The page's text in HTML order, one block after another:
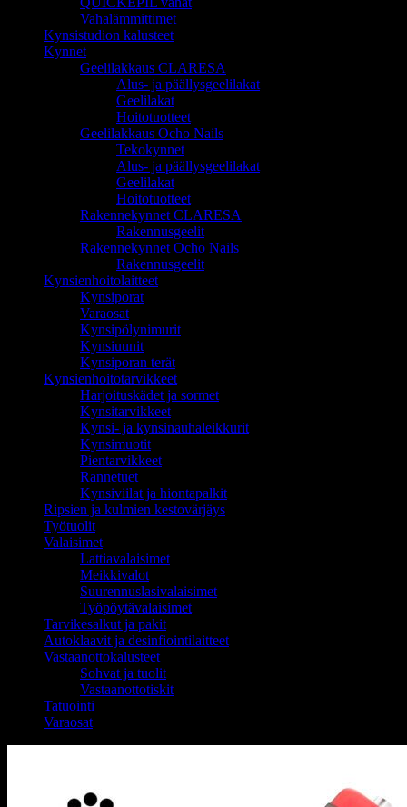
Vahalämmittimet
Kynsistudion kalusteet
Kynnet
Geelilakkaus CLARESA
Alus- ja päällysgeelilakat
Geelilakat
Hoitotuotteet
Geelilakkaus Ocho Nails
Tekokynnet
Alus- ja päällysgeelilakat
Geelilakat
Hoitotuotteet
Rakennekynnet CLARESA
Rakennusgeelit
Rakennekynnet Ocho Nails
Rakennusgeelit
Kynsienhoitolaitteet
Kynsiporat
Varaosat
Kynsipölynimurit
Kynsiuunit
Kynsiporan terät
Kynsienhoitotarvikkeet
Harjoituskädet ja sormet
Kynsitarvikkeet
Kynsi- ja kynsinauhaleikkurit
Kynsimuotit
Pientarvikkeet
Rannetuet
Kynsiviilat ja hiontapalkit
Ripsien ja kulmien kestovärjäys
Työtuolit
Valaisimet
Lattiavalaisimet
Meikkivalot
Suurennuslasivalaisimet
Työpöytävalaisimet
Tarvikesalkut ja pakit
Autoklaavit ja desinfiointilaitteet
Vastaanottokalusteet
Sohvat ja tuolit
Vastaanottotiskit
Tatuointi
Varaosat